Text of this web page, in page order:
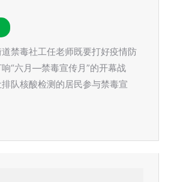
禁毒社工任老师既要打好疫情防
“六月—禁毒宣传月”的开幕战
队核酸检测的居民参与禁毒宣